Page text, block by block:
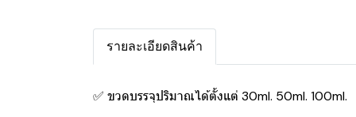
รายละเอียดสินค้า
✅ ขวดบรรจุปริมาณได้ตั้งแต่ 30ml. 50ml. 100ml.